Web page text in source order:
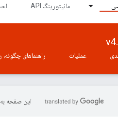
مانیتورینگ API
عملیات راهنماهای چگونه،
این صفحه